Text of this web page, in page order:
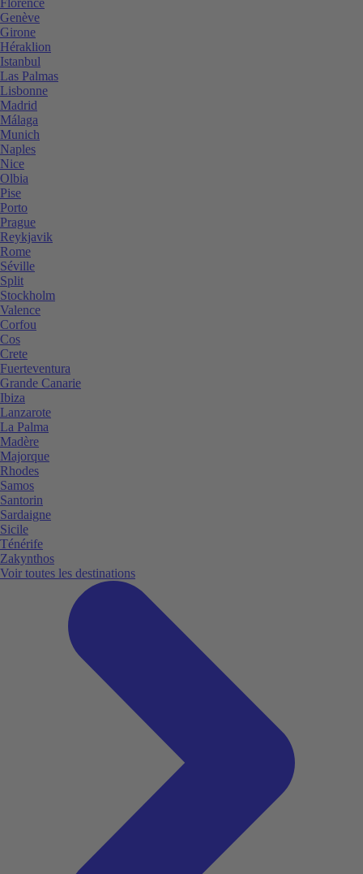
Genève
Girone
Héraklion
Istanbul
Las Palmas
Lisbonne
Madrid
Málaga
Munich
Naples
Nice
Olbia
Pise
Porto
Prague
Reykjavik
Rome
Séville
Split
Stockholm
Valence
Corfou
Cos
Crete
Fuerteventura
Grande Canarie
Ibiza
Lanzarote
La Palma
Madère
Majorque
Rhodes
Samos
Santorin
Sardaigne
Sicile
Ténérife
Zakynthos
Voir toutes les destinations